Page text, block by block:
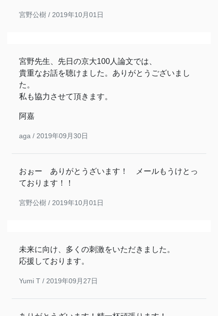
宮野公樹 / 2019年10月01日
宮野先生、先日の京大100人論文では、
貴重なお話を聴けました。ありがとうございまし
た。
私も協力させて頂きます。
阿嘉
aga / 2019年09月30日
おぉー ありがとうざいます！ メールもうけとっ
ております！！
宮野公樹 / 2019年10月01日
未来に向け、多くの刺激をいただきました。
応援しております。
Yumi T / 2019年09月27日